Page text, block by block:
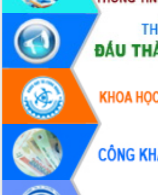
với Tập đoàn Bưu chính Viễn thông
Việt Nam
Thứ trưởng Bộ Y tế làm việc với tỉnh
Đắk Lắk về phát triển nhân lực y tế
cho trạm y tế cấp xã
Du lịch Đắk Lắk nâng tầm trải nghiệm
du khách thông qua Hệ thống cơ sở dữ
liệu và Bản đồ số
Tập huấn ứng dụng trí tuệ nhân tạo (AI)
trong thương mại điện tử năm 2026
Đoàn đại biểu Quốc hội tỉnh Đắk Lắk
trao đổi thông tin trước Kỳ họp thứ
nhất, Quốc hội khóa XVI
Quyết liệt cải cách hành chính, khơi
thông nguồn lực phát triển